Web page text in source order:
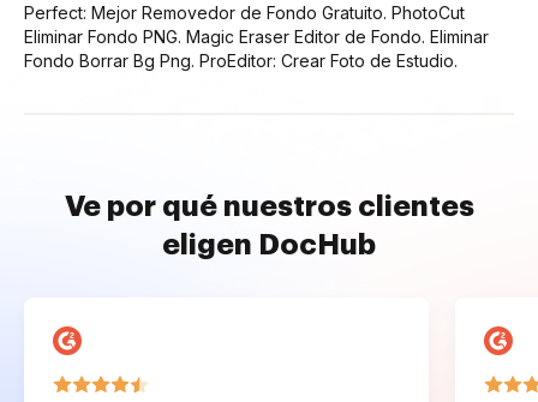
Perfect: Mejor Removedor de Fondo Gratuito. PhotoCut
Eliminar Fondo PNG. Magic Eraser Editor de Fondo. Eliminar
Fondo Borrar Bg Png. ProEditor: Crear Foto de Estudio.
Ve por qué nuestros clientes
eligen DocHub